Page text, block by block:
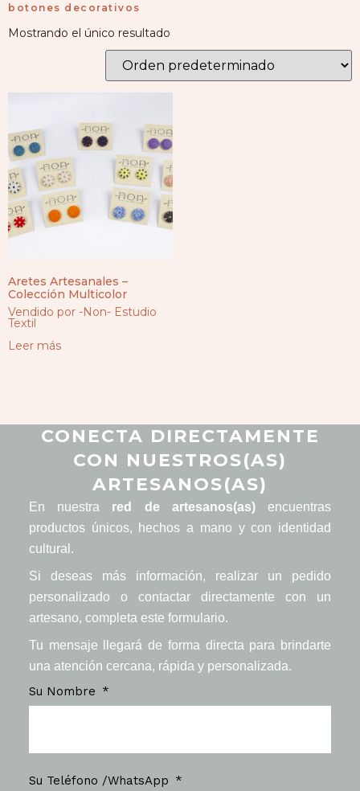
botones decorativos
Mostrando el único resultado
Aretes Artesanales –
Colección Multicolor
Vendido por -Non- Estudio
Textil
Leer más
CONECTA DIRECTAMENTE
CON NUESTROS(AS)
ARTESANOS(AS)
En nuestra red de artesanos(as)encuentras
productos únicos, hechos a mano y con identidad
cultural.
Si deseas más información, realizar un pedido
personalizado o contactar directamente con un
artesano, completa este formulario.
Tu mensaje llegará de forma directa para brindarte
una atención cercana, rápida y personalizada.
Su Nombre
Su Teléfono /WhatsApp